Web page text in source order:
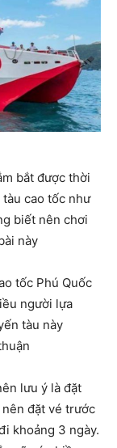
bắt được thời
cao tốc như
biết nên chơi
này
tốc Phú Quốc
người lựa
tàu này
lưu ý là đặt
đặt vé trước
khoảng 3 ngày.